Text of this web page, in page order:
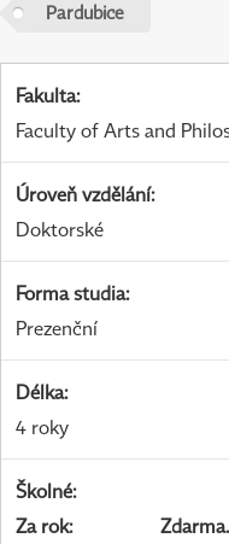
Pardubice
Fakulta:
Faculty of Arts and
Úroveň vzdělání:
Doktorské
Forma studia:
Prezenční
Délka:
4 roky
Školné:
Za rok: Zdarma.